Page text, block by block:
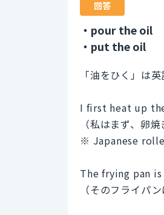
回答
・pour the oil
・put the oil
「油をひく」は
I first heat up
（私はまず、卵
※ Japanese
The frying pan
（そのフライパ